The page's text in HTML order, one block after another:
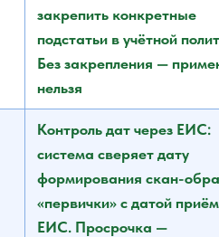
закрепить конкретные
подстатьи в учётной
Без закрепления —
нельзя
Контроль дат через ЕИС:
система сверяет дату
формирования скан-
«первички» с датой
ЕИС. Просрочка —